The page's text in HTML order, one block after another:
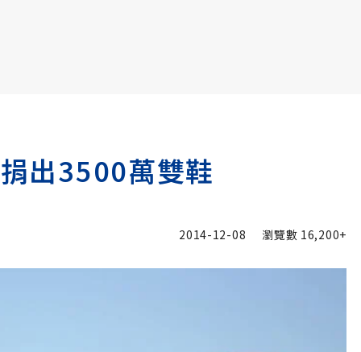
出3500萬雙鞋
2014-12-08 瀏覽數 16,200+